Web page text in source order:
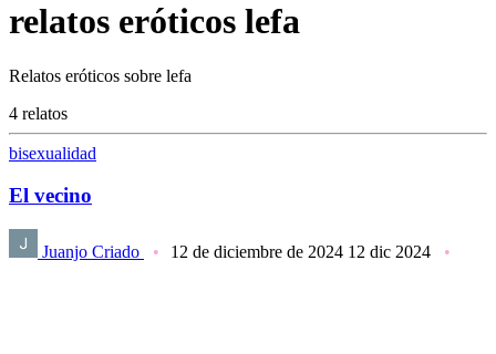
relatos eróticos lefa
Relatos eróticos sobre lefa
4 relatos
bisexualidad
El vecino
Juanjo Criado 12 de diciembre de 2024 12 dic 2024